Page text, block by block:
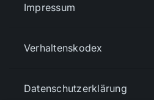
Impressum
Verhaltenskodex
Datenschutzerklärung